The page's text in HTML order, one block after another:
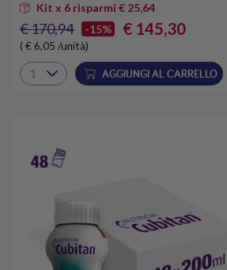
Kit x 6 risparmi € 25,64
€ 170,94 -15% € 145,30
( € 6,05 /unità)
AGGIUNGI AL CARRELLO